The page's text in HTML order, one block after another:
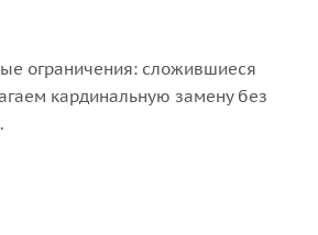
ограничения: сложившиеся
кардинальную замену без